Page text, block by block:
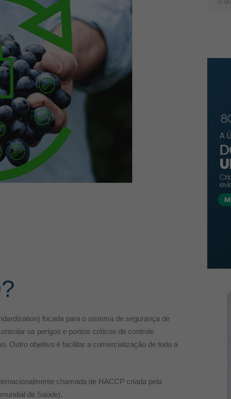
focada para o sistema de segurança de
os perigos e pontos críticos de controle
Outro objetivo é facilitar a comercialização de toda a
chamada de HACCP criada pela
de Saúde).